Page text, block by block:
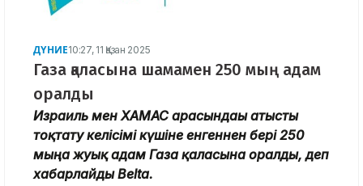
ДҮНИЕ10:27, 11 Қазан 2025
Газа қаласына шамамен 250 мың адам
оралды
Израиль мен ХАМАС арасындағы атысты
тоқтату келісімі күшіне енгеннен бері 250
мыңға жуық адам Газа қаласына оралды, деп
хабарлайды Belta.